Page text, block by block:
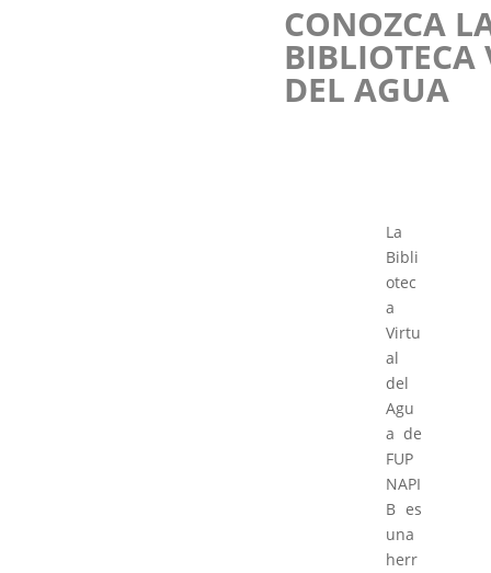
CONOZCA
BIBLIOTECA
DEL AGUA
La
Bibli
otec
a
Virtu
al
del
Agu
a de
FUP
NAPI
B es
una
herr